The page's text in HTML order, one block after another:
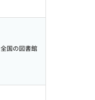
全国の図書館